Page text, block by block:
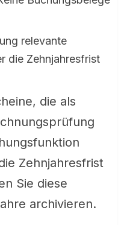
relevante
die Zehnjahresfrist
die als
Zehnjahresfrist
Sie diese
archivieren.